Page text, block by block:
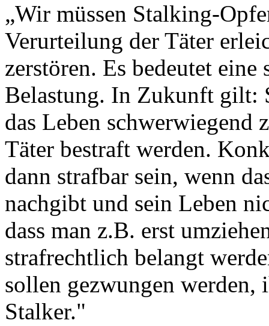
„Wir müssen Stalking-
Verurteilung der Täter
zerstören. Es bedeutet
Belastung. In Zukunft gilt:
das Leben schwerwiegend
Täter bestraft werden.
dann strafbar sein, wenn
nachgibt und sein Leben
dass man z.B. erst
strafrechtlich belangt
sollen gezwungen werden,
Stalker."